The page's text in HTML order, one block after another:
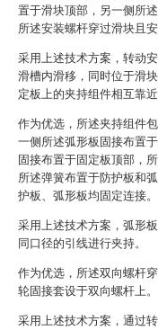
置于滑块顶部，另一侧所
所述安装螺杆穿过滑块且
采用上述技术方案，转动
滑槽内滑移，同时位于滑
定板上的夹持组件相互靠
作为优选，所述夹持组件
一侧所述弧形板固接布置
固接布置于固定板顶部，
所述弹簧布置于防护板和
护板、弧形板均固定连接。
采用上述技术方案，弧形
同口径的引线进行夹持。
作为优选，所述双向螺杆
轮固接套设于双向螺杆上。
采用上述技术方案，通过